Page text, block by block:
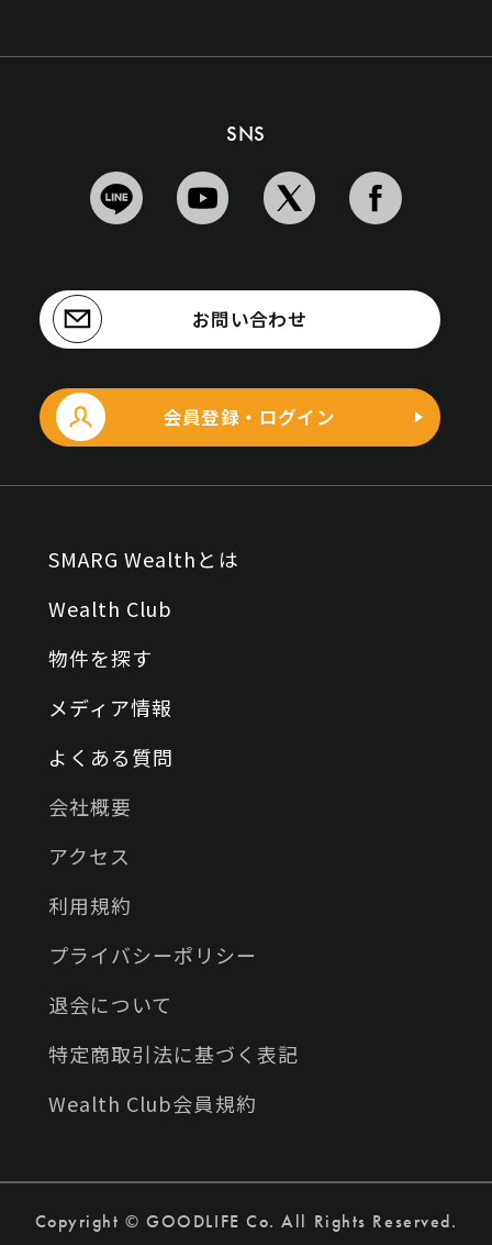
SNS
お問い合わせ
会員登録・ログイン
SMARG Wealthとは
Wealth Club
物件を探す
メディア情報
よくある質問
会社概要
アクセス
利用規約
プライバシーポリシー
退会について
特定商取引法に基づく表記
Wealth Club会員規約
Copyright © GOODLIFE Co. All Rights Reserved.
面談予約